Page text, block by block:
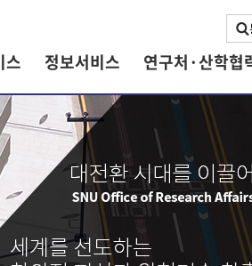
스 정보서비스 연구처·산학협